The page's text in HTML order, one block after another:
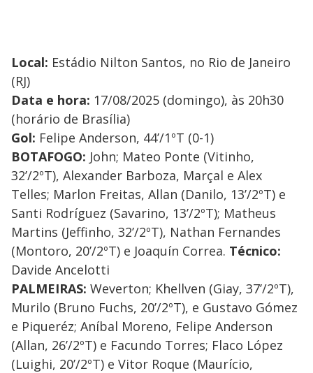
Local: Estádio Nilton Santos, no Rio de Janeiro
(RJ)
Data e hora: 17/08/2025 (domingo), às 20h30
(horário de Brasília)
Gol: Felipe Anderson, 44’/1ºT (0-1)
BOTAFOGO: John; Mateo Ponte (Vitinho,
32’/2ºT), Alexander Barboza, Marçal e Alex
Telles; Marlon Freitas, Allan (Danilo, 13’/2ºT) e
Santi Rodríguez (Savarino, 13’/2ºT); Matheus
Martins (Jeffinho, 32’/2ºT), Nathan Fernandes
(Montoro, 20’/2ºT) e Joaquín Correa. Técnico:
Davide Ancelotti
PALMEIRAS: Weverton; Khellven (Giay, 37’/2ºT),
Murilo (Bruno Fuchs, 20’/2ºT), e Gustavo Gómez
e Piqueréz; Aníbal Moreno, Felipe Anderson
(Allan, 26’/2ºT) e Facundo Torres; Flaco López
(Luighi, 20’/2ºT) e Vitor Roque (Maurício,